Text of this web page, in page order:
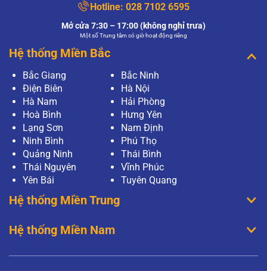
Hotline: 028 7102 6595
Mở cửa 7:30 – 17:00 (không nghỉ trưa)
Một số Trung tâm có giờ hoạt động riêng
Hệ thống Miền Bắc
Bắc Giang
Bắc Ninh
Điện Biên
Hà Nội
Hà Nam
Hải Phòng
Hoà Bình
Hưng Yên
Lạng Sơn
Nam Định
Ninh Bình
Phú Thọ
Quảng Ninh
Thái Bình
Thái Nguyên
Vĩnh Phúc
Yên Bái
Tuyên Quang
Hệ thống Miền Trung
Hệ thống Miền Nam